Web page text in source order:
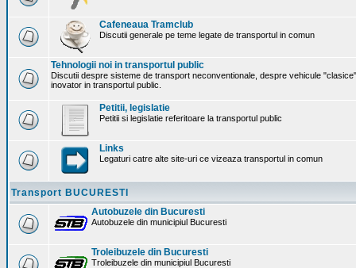
Cafeneaua Tramclub
Discutii generale pe teme legate de transportul in comun
Tehnologii noi in transportul public
Discutii despre sisteme de transport neconventionale, despre vehicule
inovator in transportul public.
Petitii, legislatie
Petitii si legislatie referitoare la transportul public
Links
Legaturi catre alte site-uri ce vizeaza transportul in comun
Transport BUCURESTI
Autobuzele din Bucuresti
Autobuzele din municipiul Bucuresti
Troleibuzele din Bucuresti
Troleibuzele din municipiul Bucuresti